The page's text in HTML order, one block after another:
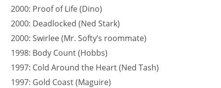
2000: Proof of Life (Dino)
2000: Deadlocked (Ned Stark)
2000: Swirlee (Mr. Softy’s roommate)
1998: Body Count (Hobbs)
1997: Cold Around the Heart (Ned Tash)
1997: Gold Coast (Maguire)